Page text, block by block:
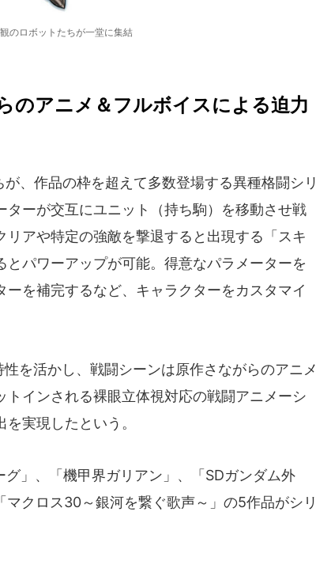
のロボットたちが一堂に集結
のアニメ＆フルボイスによる迫力
、作品の枠を超えて多数登場する異種格闘シリ
ーが交互にユニット（持ち駒）を移動させ戦
アや特定の強敵を撃退すると出現する「スキ
パワーアップが可能。得意なパラメーターを
を補完するなど、キャラクターをカスタマイ
を活かし、戦闘シーンは原作さながらのアニメ
インされる裸眼立体視対応の戦闘アニメーシ
実現したという。
」、「機甲界ガリアン」、「SDガンダム外
クロス30～銀河を繋ぐ歌声～」の5作品がシリ